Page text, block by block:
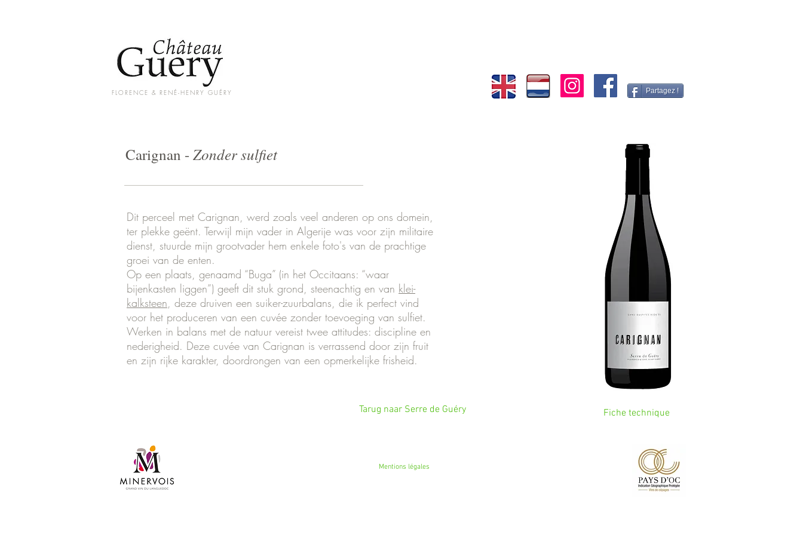
FLORENCE & RENÉ-HENRY GUÉRY Partagez !
Carignan - Zonder sulfiet
Dit perceel met Carignan, werd zoals veel anderen op ons domein,
ter plekke geënt. Terwijl mijn vader in Algerije was voor zijn militaire
dienst, stuurde mijn grootvader hem enkele foto's van de prachtige
groei van de enten.
Op een plaats, genaamd “Buga” (in het Occitaans: “waar
bijenkasten liggen”) geeft dit stuk grond, steenachtig en van klei-
kalksteen, deze druiven een suiker-zuurbalans, die ik perfect vind
voor het produceren van een cuvée zonder toevoeging van sulfiet.
Werken in balans met de natuur vereist twee attitudes: discipline en
nederigheid. Deze cuvée van Carignan is verrassend door zijn fruit
en zijn rijke karakter, doordrongen van een opmerkelijke frisheid.
Tarug naar Serre de Guéry Fiche technique
Mentions légales